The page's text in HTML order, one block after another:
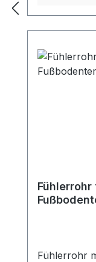
Steuerung
Fühlerrohr
Fühlerrohr